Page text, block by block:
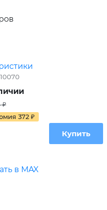
₽
372 ₽
в MAX